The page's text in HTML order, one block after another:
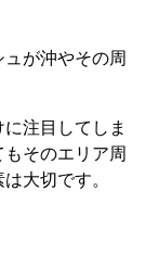
が沖やその周
注目してしま
そのエリア周
大切です。